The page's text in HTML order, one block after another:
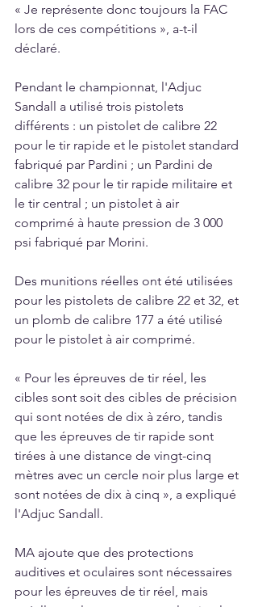
« Je représente donc toujours la FAC
lors de ces compétitions », a-t-il
déclaré.
Pendant le championnat, l'Adjuc
Sandall a utilisé trois pistolets
différents : un pistolet de calibre 22
pour le tir rapide et le pistolet standard
fabriqué par Pardini ; un Pardini de
calibre 32 pour le tir rapide militaire et
le tir central ; un pistolet à air
comprimé à haute pression de 3 000
psi fabriqué par Morini.
Des munitions réelles ont été utilisées
pour les pistolets de calibre 22 et 32, et
un plomb de calibre 177 a été utilisé
pour le pistolet à air comprimé.
« Pour les épreuves de tir réel, les
cibles sont soit des cibles de précision
qui sont notées de dix à zéro, tandis
que les épreuves de tir rapide sont
tirées à une distance de vingt-cinq
mètres avec un cercle noir plus large et
sont notées de dix à cinq », a expliqué
l'Adjuc Sandall.
MA ajoute que des protections
auditives et oculaires sont nécessaires
pour les épreuves de tir réel, mais